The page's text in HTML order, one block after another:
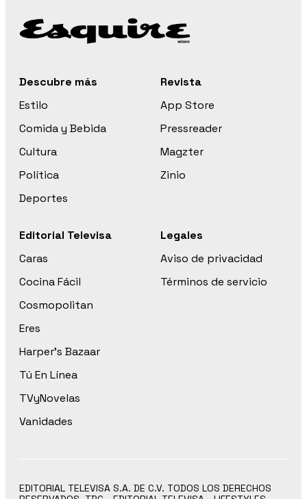
Descubre más
Estilo
Comida y Bebida
Cultura
Política
Deportes
Revista
App Store
Pressreader
Magzter
Zinio
Editorial Televisa
Caras
Cocina Fácil
Cosmopolitan
Eres
Harper’s Bazaar
Tú En Línea
TVyNovelas
Vanidades
Legales
Aviso de privacidad
Términos de servicio
EDITORIAL TELEVISA S.A. DE C.V. TODOS LOS DERECHOS